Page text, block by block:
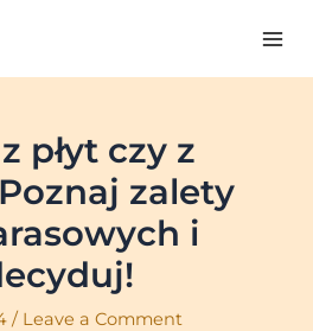
płyt czy z
zalety
i
/ Leave a Comment